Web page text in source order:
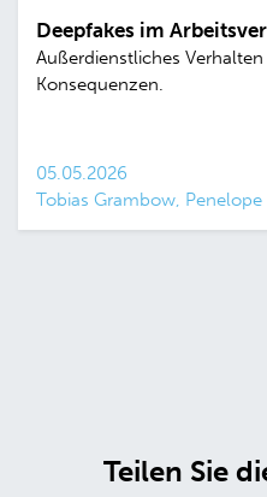
Deepfakes im
Außerdienstliches
Konsequenzen.
05.05.2026
Tobias Grambow, Penelope
Teilen Sie